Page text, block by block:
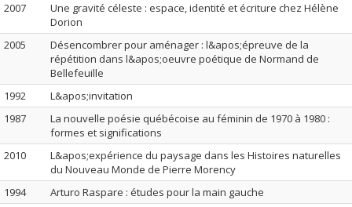
2007
Une gravité céleste : espace, identité et écriture chez Hélène
Dorion
2005
Désencombrer pour aménager : l&apos;épreuve de la
répétition dans l&apos;oeuvre poétique de Normand de
Bellefeuille
1992
L&apos;invitation
1987
La nouvelle poésie québécoise au féminin de 1970 à 1980 :
formes et significations
2010
L&apos;expérience du paysage dans les Histoires naturelles
du Nouveau Monde de Pierre Morency
1994
Arturo Raspare : études pour la main gauche